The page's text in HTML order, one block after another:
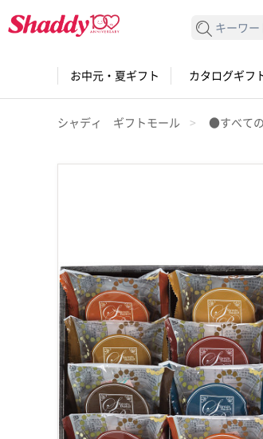
検索
お中元・夏ギフト カタログギフ
シャディ ギフトモール ●すべて